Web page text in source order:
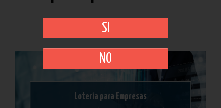
Lotería para Empresas
SI
NO